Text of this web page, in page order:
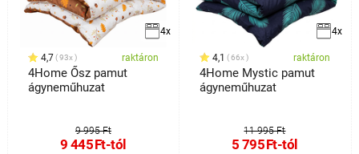
4x
4,7 93x raktáron
4Home Ősz pamut
ágyneműhuzat
9 995 Ft
9 445Ft-tól
4x
4,1 66x raktáron
4Home Mystic pamut
ágyneműhuzat
11 995 Ft
5 795Ft-tól